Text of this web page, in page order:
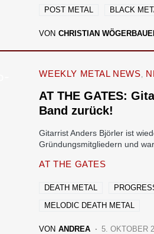
POST METAL BLACK
VON CHRISTIAN
WEEKLY METAL NEWS
AT THE GATES:
Band zurück!
Gitarrist Anders Björler ist
Gründungsmitgliedern und
AT THE GATES
DEATH METAL
MELODIC DEATH METAL
VON ANDREA 5. OKTOBER